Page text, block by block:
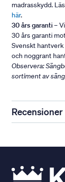
madrasskydd.
här.
30 års garanti–
30 års garanti
Svenskt
och noggrant
Observera:
sortiment av
Recensioner